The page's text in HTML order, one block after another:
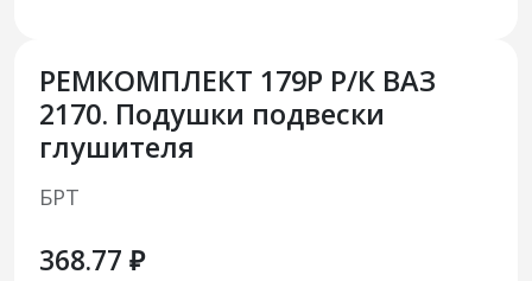
РЕМКОМПЛЕКТ 179Р Р/К ВАЗ
2170. Подушки подвески
глушителя
БРТ
368.77 ₽